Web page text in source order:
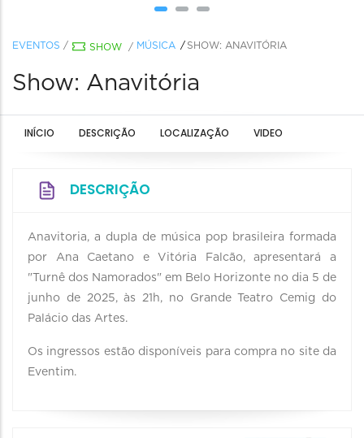
EVENTOS / SHOW / MÚSICA SHOW: ANAVITÓRIA
Show: Anavitória
INÍCIO DESCRIÇÃO LOCALIZAÇÃO VIDEO
DESCRIÇÃO
Anavitoria, a dupla de música pop brasileira formada
por Ana Caetano e Vitória Falcão, apresentará a
"Turnê dos Namorados" em Belo Horizonte no dia 5 de
junho de 2025, às 21h, no Grande Teatro Cemig do
Palácio das Artes.
Os ingressos estão disponíveis para compra no site da
Eventim.